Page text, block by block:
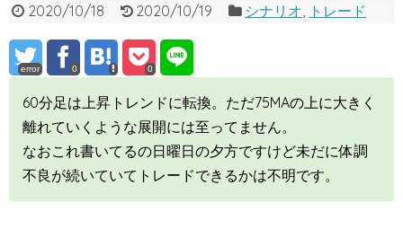
2020/10/18 2020/10/19 シナリオ トレード
error 0 0
60分足は上昇トレンドに転換。ただ75MAの上に大きく
離れていくような展開には至ってません。
なおこれ書いてるの日曜日の夕方ですけど未だに体調
不良が続いていてトレードできるかは不明です。